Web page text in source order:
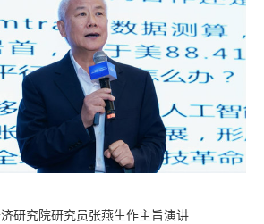
研究院研究员张燕生作主旨演讲